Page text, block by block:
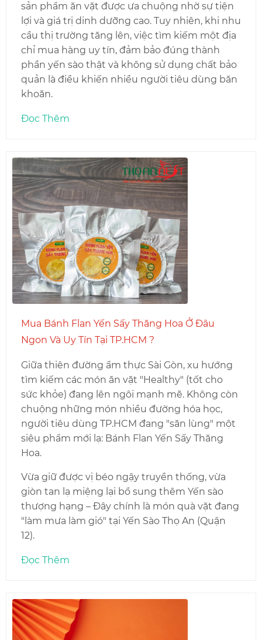
sản phẩm ăn vặt được ưa chuộng nhờ sự tiện
lợi và giá trị dinh dưỡng cao. Tuy nhiên, khi nhu
cầu thị trường tăng lên, việc tìm kiếm một địa
chỉ mua hàng uy tín, đảm bảo đúng thành
phần yến sào thật và không sử dụng chất bảo
quản là điều khiến nhiều người tiêu dùng băn
khoăn.
Đọc Thêm
Mua Bánh Flan Yến Sấy Thăng Hoa Ở Đâu
Ngon Và Uy Tín Tại TP.HCM ?
Giữa thiên đường ẩm thực Sài Gòn, xu hướng
tìm kiếm các món ăn vặt "Healthy" (tốt cho
sức khỏe) đang lên ngôi mạnh mẽ. Không còn
chuộng những món nhiều đường hóa học,
người tiêu dùng TP.HCM đang "săn lùng" một
siêu phẩm mới lạ: Bánh Flan Yến Sấy Thăng
Hoa.
Vừa giữ được vị béo ngậy truyền thống, vừa
giòn tan lạ miệng lại bổ sung thêm Yến sào
thượng hạng – Đây chính là món quà vặt đang
"làm mưa làm gió" tại Yến Sào Thọ An (Quận
12).
Đọc Thêm